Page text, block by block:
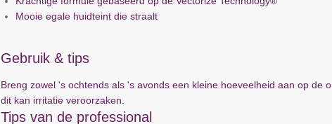
Mooie egale huidteint die straalt
Gebruik & tips
Breng zowel 's ochtends als 's avonds een kleine hoeveelheid aan op de
dit kan irritatie veroorzaken.
Tips van de professional